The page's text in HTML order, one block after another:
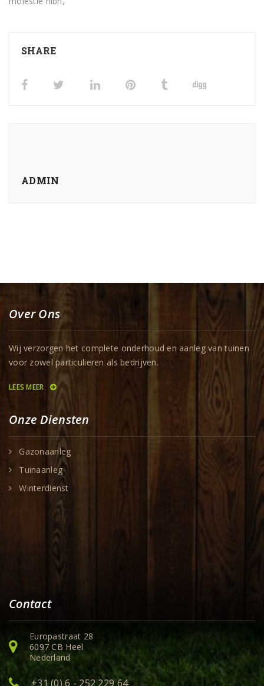
SHARE
ADMIN
Over Ons
Wij verzorgen het complete onderhoud en aanleg van tuinen
voor zowel particulieren als bedrijven.
LEES MEER
Onze Diensten
Gazonaanleg
Tuinaanleg
Winterdienst
Contact
Europastraat 28
6097 CB Heel
Nederland
+31 (0) 6 - 252 229 64